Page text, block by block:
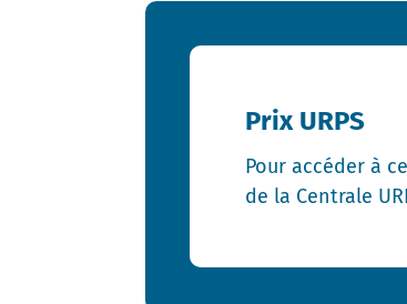
Prix URPS
Pour accéder à
de la Centrale